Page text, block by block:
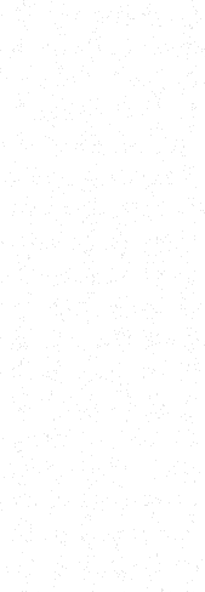
Даю согласие на
с Политикой
Получить
+7 (812) 507-
Адрес
Санкт-Петербург,
«СЕНАТОР»,
Для связи